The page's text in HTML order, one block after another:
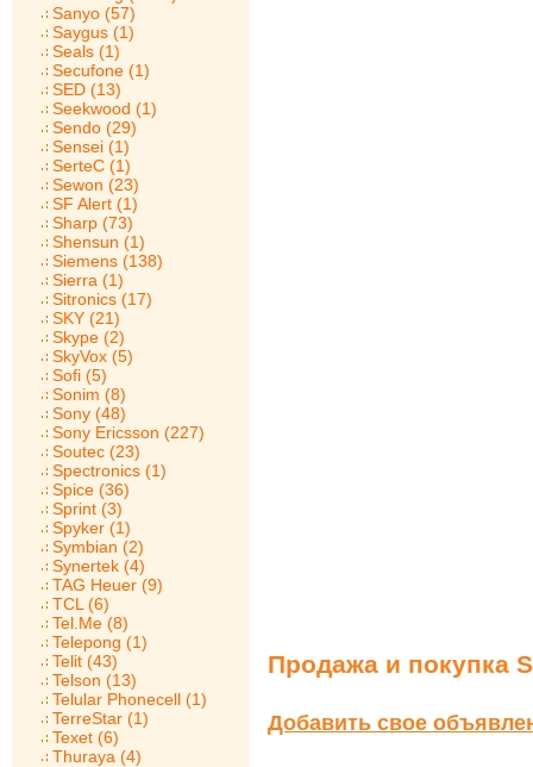
Sanyo (57)
Saygus (1)
Seals (1)
Secufone (1)
SED (13)
Seekwood (1)
Sendo (29)
Sensei (1)
SerteC (1)
Sewon (23)
SF Alert (1)
Sharp (73)
Shensun (1)
Siemens (138)
Sierra (1)
Sitronics (17)
SKY (21)
Skype (2)
SkyVox (5)
Sofi (5)
Sonim (8)
Sony (48)
Sony Ericsson (227)
Soutec (23)
Spectronics (1)
Spice (36)
Sprint (3)
Spyker (1)
Symbian (2)
Synertek (4)
TAG Heuer (9)
TCL (6)
Tel.Me (8)
Telepong (1)
Telit (43)
Telson (13)
Telular Phonecell (1)
TerreStar (1)
Texet (6)
Thuraya (4)
Продажа и покупка
Добавить свое